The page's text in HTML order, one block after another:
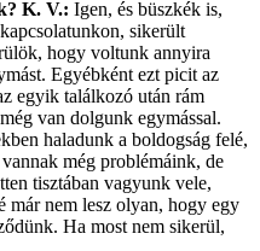
K. V.: Igen, és büszkék is,
sikerült
hogy voltunk annyira
Egyébként ezt picit az
egyik találkozó után rám
van dolgunk egymással.
haladunk a boldogság felé,
még problémáink, de
tisztában vagyunk vele,
már nem lesz olyan, hogy egy
Ha most nem sikerül,